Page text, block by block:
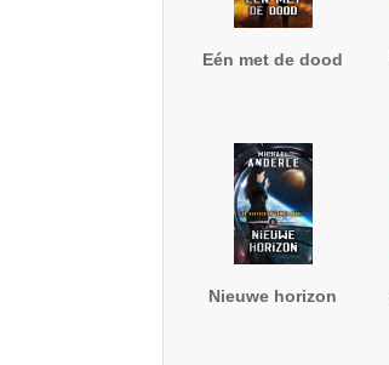
Eén met de dood
Nieuwe horizon